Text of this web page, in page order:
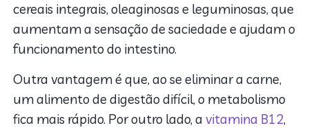
cereais integrais, oleaginosas e leguminosas, que
aumentam a sensação de saciedade e ajudam o
funcionamento do intestino.
Outra vantagem é que, ao se eliminar a carne,
um alimento de digestão difícil, o metabolismo
fica mais rápido. Por outro lado, avitamina B12,